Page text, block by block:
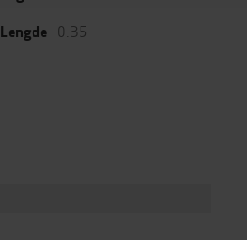
Lengde 0:35